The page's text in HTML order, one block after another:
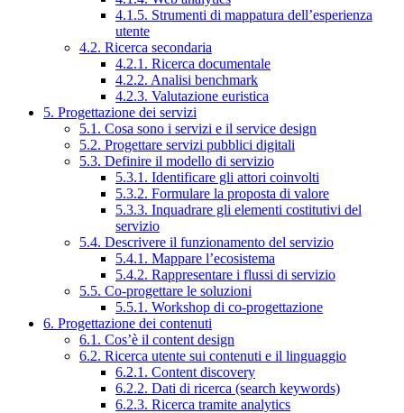
4.1.5. Strumenti di mappatura dell’esperienza
utente
4.2. Ricerca secondaria
4.2.1. Ricerca documentale
4.2.2. Analisi benchmark
4.2.3. Valutazione euristica
5. Progettazione dei servizi
5.1. Cosa sono i servizi e il service design
5.2. Progettare servizi pubblici digitali
5.3. Definire il modello di servizio
5.3.1. Identificare gli attori coinvolti
5.3.2. Formulare la proposta di valore
5.3.3. Inquadrare gli elementi costitutivi del
servizio
5.4. Descrivere il funzionamento del servizio
5.4.1. Mappare l’ecosistema
5.4.2. Rappresentare i flussi di servizio
5.5. Co-progettare le soluzioni
5.5.1. Workshop di co-progettazione
6. Progettazione dei contenuti
6.1. Cos’è il content design
6.2. Ricerca utente sui contenuti e il linguaggio
6.2.1. Content discovery
6.2.2. Dati di ricerca (search keywords)
6.2.3. Ricerca tramite analytics